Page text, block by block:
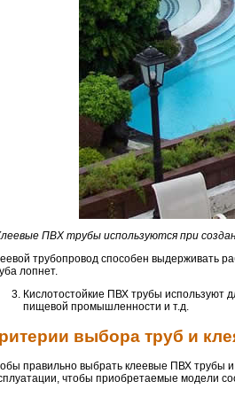
ПВХ трубы используются при
трубопровод способен выдерживать
лопнет.
Кислотостойкие ПВХ трубы используют
пищевой промышленности и т.д.
выбора труб и
правильно выбрать клеевые ПВХ трубы
чтобы приобретаемые модели